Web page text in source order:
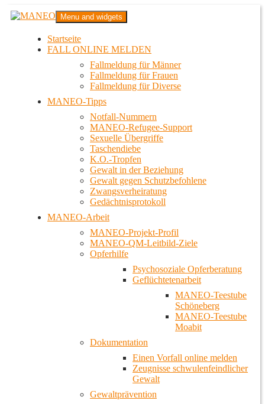
Zum
InhaltMANEO
Das schwule Anti-Gewalt-Projekt in Berlin
Menu and widgets
Startseite
FALL ONLINE MELDEN
Fallmeldung für Männer
Fallmeldung für Frauen
Fallmeldung für Diverse
MANEO-Tipps
Notfall-Nummern
MANEO-Refugee-Support
Sexuelle Übergriffe
Taschendiebe
K.O.-Tropfen
Gewalt in der Beziehung
Gewalt gegen Schutzbefohlene
Zwangsverheiratung
Gedächtnisprotokoll
MANEO-Arbeit
MANEO-Projekt-Profil
MANEO-QM-Leitbild-Ziele
Opferhilfe
Psychosoziale Opferberatung
Geflüchtetenarbeit
MANEO-Teestube
Schöneberg
MANEO-Teestube
Moabit
Dokumentation
Einen Vorfall online melden
Zeugnisse schwulenfeindlicher
Gewalt
Gewaltprävention